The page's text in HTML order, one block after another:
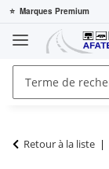
⭐ Marques Premium
Retour à la liste